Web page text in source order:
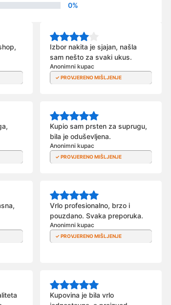
0%
Izbor nakita je sjajan, našla
sam nešto za svaki ukus.
Anonimni kupac
Kupio sam prsten za suprugu,
bila je oduševljena.
Anonimni kupac
Vrlo profesionalno, brzo i
pouzdano. Svaka preporuka.
Anonimni kupac
Kupovina je bila vrlo